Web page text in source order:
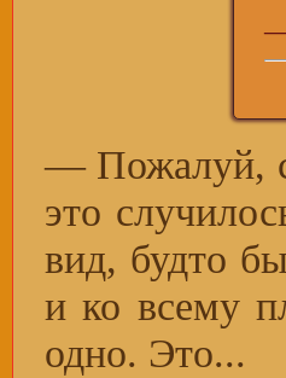
— Пожалуй,
это
вид, будто
и ко всему
одно. Это...